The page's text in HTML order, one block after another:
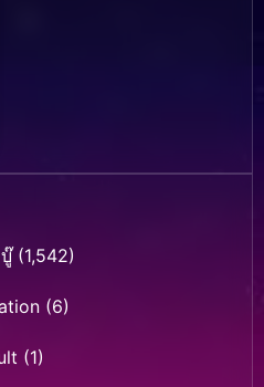
(1,542)
(6)
(1)